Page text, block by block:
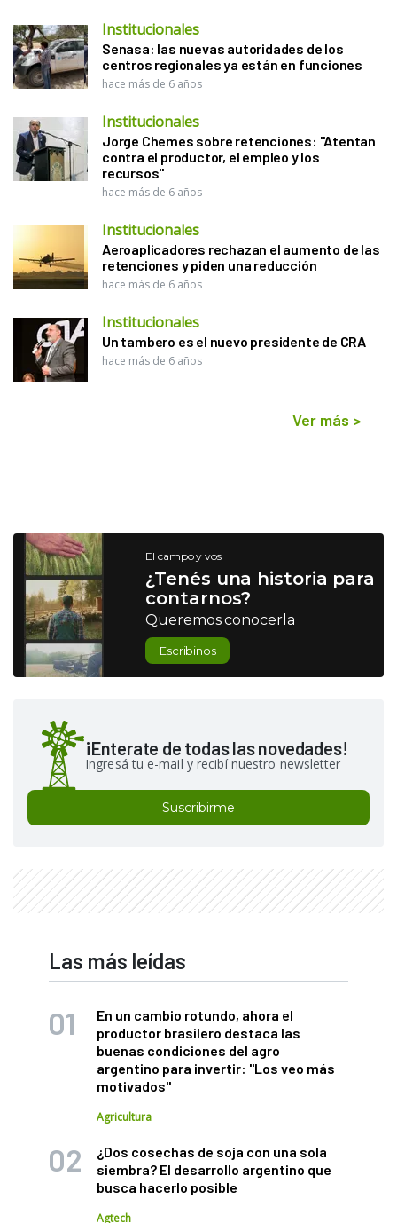
Institucionales
Senasa: las nuevas autoridades de los
centros regionales ya están en funciones
hace más de 6 años
Institucionales
Jorge Chemes sobre retenciones: "Atentan
contra el productor, el empleo y los
recursos"
hace más de 6 años
Institucionales
Aeroaplicadores rechazan el aumento de las
retenciones y piden una reducción
hace más de 6 años
Institucionales
Un tambero es el nuevo presidente de CRA
hace más de 6 años
Ver más >
El campo y vos
¿Tenés una historia para
contarnos?
Queremos conocerla
Escribinos
¡Enterate de todas las novedades!
Ingresá tu e-mail y recibí nuestro newsletter
Suscribirme
Las más leídas
En un cambio rotundo, ahora el
productor brasilero destaca las
buenas condiciones del agro
argentino para invertir: "Los veo más
motivados"
Agricultura
¿Dos cosechas de soja con una sola
siembra? El desarrollo argentino que
busca hacerlo posible
Agtech